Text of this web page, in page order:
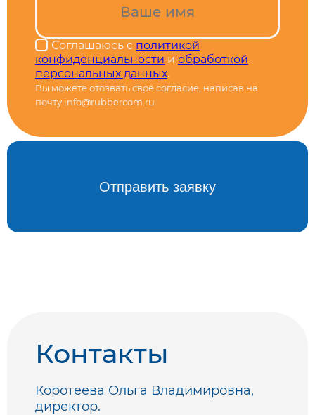
Соглашаюсь с политикой
конфиденциальности и обработкой
персональных данных.
Вы можете отозвать своё согласие, написав на
почту info@rubbercom.ru
Контакты
Коротеева Ольга Владимировна,
директор.